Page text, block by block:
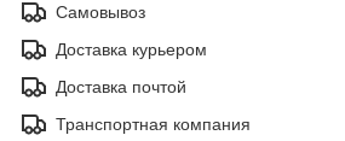
Самовывоз
Доставка курьером
Доставка почтой
Транспортная компания